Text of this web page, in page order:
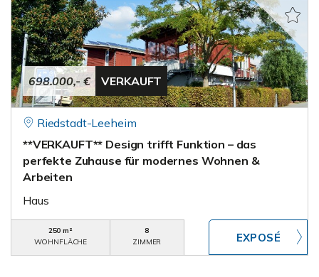
698.000,- € VERKAUFT
Riedstadt-Leeheim
**VERKAUFT** Design trifft Funktion – das
perfekte Zuhause für modernes Wohnen &
Arbeiten
Haus
250 m²
WOHNFLÄCHE
8
ZIMMER